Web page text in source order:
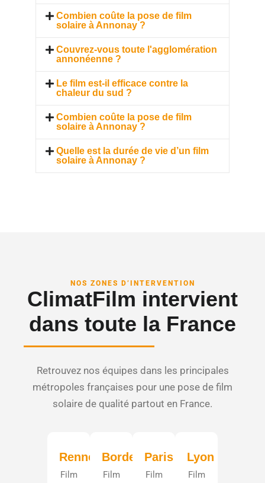
Combien coûte la pose de film
solaire à Annonay ?
Couvrez-vous toute l'agglomération
annonéenne ?
Le film est-il efficace contre la
chaleur du sud ?
Combien coûte la pose de film
solaire à Annonay ?
Quelle est la durée de vie d’un film
solaire à Annonay ?
NOS ZONES D’INTERVENTION
ClimatFilm intervient
dans toute la France
Retrouvez nos équipes dans les principales
métropoles françaises pour une pose de film
solaire de qualité partout en France.
Rennes
Film
Bordeaux
Film
Paris
Film
Lyon
Film